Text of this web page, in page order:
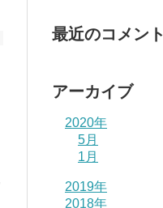
最近のコメント
アーカイブ
2020年
5月
1月
2019年
2018年